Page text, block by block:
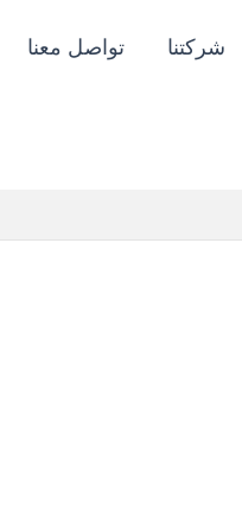
شركتنا تواصل معنا